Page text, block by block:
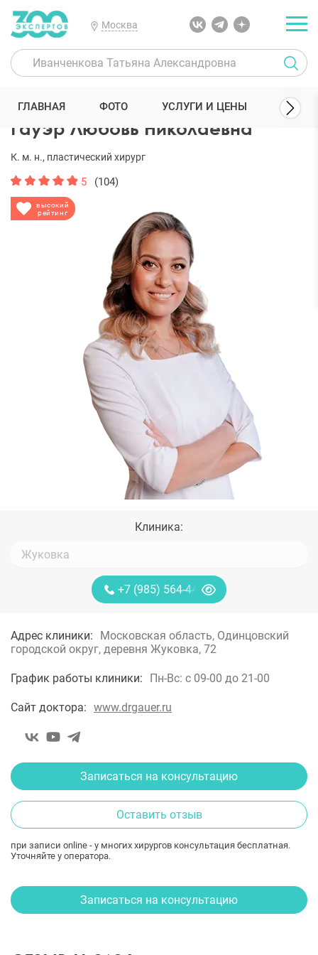
Москва
300 Экспертов Пластические хирурги Гауэр Любовь
Гауэр Любовь Николаевна
высокий
рейтинг
К. м. н., пластический хирург
5 (104)
Клиника:
+7 (985) 564-44-85
Адрес клиники:
Московская область, Одинцовский
городской округ, деревня Жуковка, 72
График работы клиники: Пн-Вс: с 09-00 до 21-00
Сайт доктора: www.drgauer.ru
Записаться на консультацию
Оставить отзыв
при записи online - у многих хирургов консультация бесплатная.
Уточняйте у оператора.
ГЛАВНАЯ ФОТО УСЛУГИ И ЦЕНЫ
Записаться на консультацию